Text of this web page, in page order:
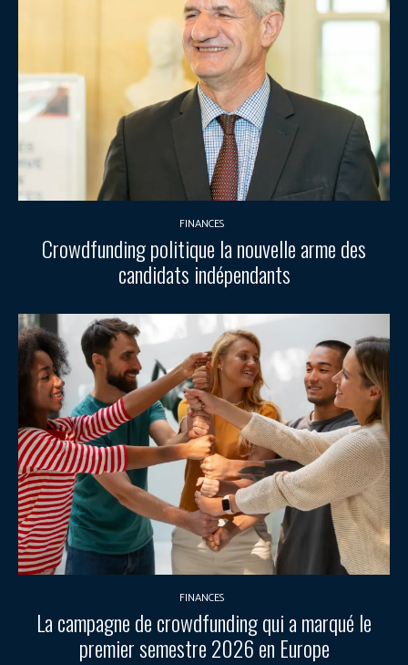
FINANCES
Crowdfunding politique la nouvelle arme des
candidats indépendants
FINANCES
La campagne de crowdfunding qui a marqué le
premier semestre 2026 en Europe